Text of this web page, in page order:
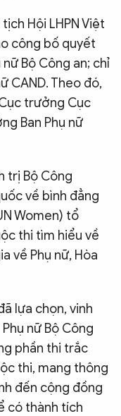
Hội LHPN Việt
công bố quyết
Bộ Công an; chỉ
CAND. Theo đó,
trưởng Cục
Ban Phụ nữ
trị Bộ Công
về bình đẳng
Women) tổ
thi tìm hiểu về
về Phụ nữ, Hòa
lựa chọn, vinh
nữ Bộ Công
phần thi trắc
thi, mang thông
đến cộng đồng
có thành tích